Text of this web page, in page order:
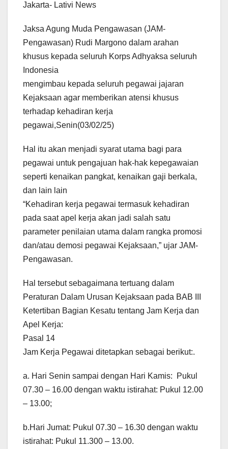
Jakarta- Lativi News
Jaksa Agung Muda Pengawasan (JAM-
Pengawasan) Rudi Margono dalam arahan
khusus kepada seluruh Korps Adhyaksa seluruh
Indonesia
mengimbau kepada seluruh pegawai jajaran
Kejaksaan agar memberikan atensi khusus
terhadap kehadiran kerja
pegawai,Senin(03/02/25)
Hal itu akan menjadi syarat utama bagi para
pegawai untuk pengajuan hak-hak kepegawaian
seperti kenaikan pangkat, kenaikan gaji berkala,
dan lain lain
“Kehadiran kerja pegawai termasuk kehadiran
pada saat apel kerja akan jadi salah satu
parameter penilaian utama dalam rangka promosi
dan/atau demosi pegawai Kejaksaan,” ujar JAM-
Pengawasan.
Hal tersebut sebagaimana tertuang dalam
Peraturan Dalam Urusan Kejaksaan pada BAB III
Ketertiban Bagian Kesatu tentang Jam Kerja dan
Apel Kerja:
Pasal 14
Jam Kerja Pegawai ditetapkan sebagai berikut:.
a. Hari Senin sampai dengan Hari Kamis: Pukul
07.30 – 16.00 dengan waktu istirahat: Pukul 12.00
– 13.00;
b.Hari Jumat: Pukul 07.30 – 16.30 dengan waktu
istirahat: Pukul 11.300 – 13.00.